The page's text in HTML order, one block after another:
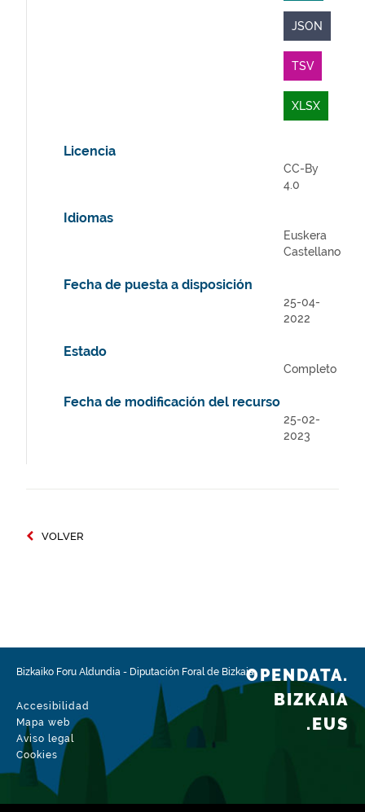
JSON
TSV
XLSX
Licencia
CC-By
4.0
Idiomas
Euskera
Castellano
Fecha de puesta a disposición
25-04-
2022
Estado
Completo
Fecha de modificación del recurso
25-02-
2023
VOLVER
Bizkaiko Foru Aldundia - Diputación Foral de Bizkaia
Accesibilidad
Mapa web
Aviso legal
Cookies
OPENDATA.
BIZKAIA
.EUS